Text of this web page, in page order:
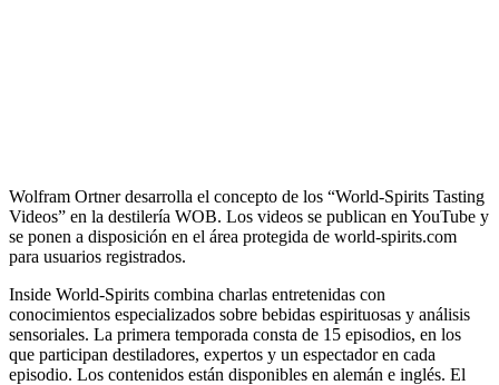
Wolfram Ortner desarrolla el concepto de los “World-Spirits Tasting
Videos” en la destilería WOB. Los videos se publican en YouTube y
se ponen a disposición en el área protegida de world-spirits.com
para usuarios registrados.
Inside World-Spirits combina charlas entretenidas con
conocimientos especializados sobre bebidas espirituosas y análisis
sensoriales. La primera temporada consta de 15 episodios, en los
que participan destiladores, expertos y un espectador en cada
episodio. Los contenidos están disponibles en alemán e inglés. El